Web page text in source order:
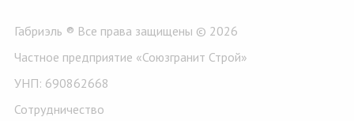
Габриэль ® Все права защищены © 2026
Частное предприятие «Союзгранит Строй»
УНП: 690862668
Сотрудничество